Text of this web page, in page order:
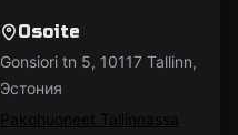
Osoite
Gonsiori tn 5, 10117 Tallinn,
Эстония
Pakohuoneet Tallinnassa